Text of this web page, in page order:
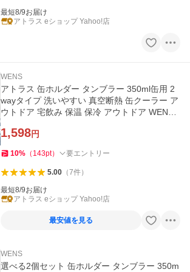
最短8/9お届け
アトラス eショップ Yahoo!店
WENS
アトラス 缶ホルダー タンブラー 350ml缶用 2
wayタイプ 洗いやすい 真空断熱 缶クーラー ア
ウトドア 宅飲み 保温 保冷 アウトドア WENS
1,598円
10% （ 143pt） 要エントリー
5.00（7件）
最短8/9お届け
アトラス eショップ Yahoo!店
最安値を見る
WENS
選べる2個セット 缶ホルダー タンブラー 350m